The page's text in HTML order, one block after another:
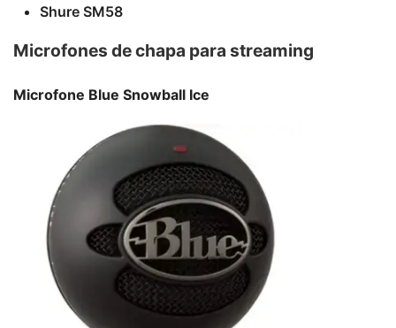
Shure SM58
Microfones de chapa para streaming
Microfone Blue Snowball Ice